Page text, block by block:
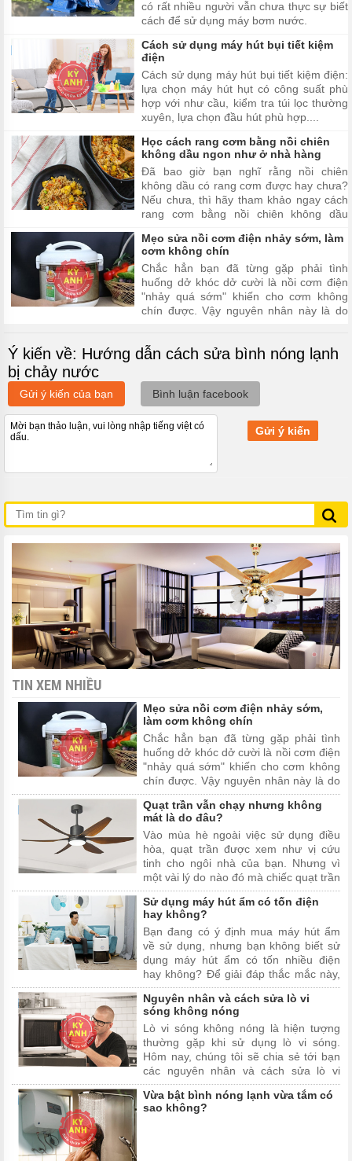
có rất nhiều người vẫn chưa thực sự biết
cách để sử dụng máy bơm nước.
Cách sử dụng máy hút bụi tiết kiệm
điện
Cách sử dụng máy hút bụi tiết kiệm điện:
lựa chọn máy hút hụt có công suất phù
hợp với như cầu, kiểm tra túi lọc thường
xuyên, lựa chọn đầu hút phù hợp....
Học cách rang cơm bằng nồi chiên
không dầu ngon như ở nhà hàng
Đã bao giờ bạn nghĩ rằng nồi chiên
không dầu có rang cơm được hay chưa?
Nếu chưa, thì hãy tham khảo ngay cách
rang cơm bằng nồi chiên không dầu
dưới đây để có thêm kiến thức mới nhé.
Mẹo sửa nồi cơm điện nhảy sớm, làm
cơm không chín
Chắc hẳn bạn đã từng gặp phải tình
huống dở khóc dở cười là nồi cơm điện
"nhảy quá sớm" khiến cho cơm không
chín được. Vậy nguyên nhân này là do
lời.
Ý kiến về: Hướng dẫn cách sửa bình nóng lạnh
bị chảy nước
Gửi ý kiến của bạn Bình luận facebook
Gửi ý kiến
TIN XEM NHIỀU
Mẹo sửa nồi cơm điện nhảy sớm,
làm cơm không chín
Chắc hẳn bạn đã từng gặp phải tình
huống dở khóc dở cười là nồi cơm điện
"nhảy quá sớm" khiến cho cơm không
chín được. Vậy nguyên nhân này là do
đâu? Cách sửa chữa như thế nào?
Hãy theo dõi bài viết dưới đây để tìm
câu trả lời.
Quạt trần vẫn chạy nhưng không
mát là do đâu?
Vào mùa hè ngoài việc sử dụng điều
hòa, quạt trần được xem như vị cứu
tinh cho ngôi nhà của bạn. Nhưng vì
một vài lý do nào đó mà chiếc quạt trần
nhà bạn bật lên lại không mát. Hãy
cùng chúng tôi đi tìm câu trả lời chính
xác nhất trong vài viết này nhé
Sử dụng máy hút ẩm có tốn điện
hay không?
Bạn đang có ý định mua máy hút ẩm
về sử dụng, nhưng bạn không biết sử
dụng máy hút ẩm có tốn nhiều điện
hay không? Để giải đáp thắc mắc này,
mời bạn đọc hãy cùng Kỳ Anh Sửa
Chữa Tại Nhà đi tìm câu trả lời cho câu
hỏi "sử dụng máy hút ẩm có tốn điện
hay không?" trong bài viết dưới đây.
Nguyên nhân và cách sửa lò vi
sóng không nóng
Lò vi sóng không nóng là hiện tượng
thường gặp khi sử dụng lò vi sóng.
Hôm nay, chúng tôi sẽ chia sẻ tới bạn
các nguyên nhân và cách sửa lò vi
sóng không nóng mà bất cứ ai cũng có
thể sửa được tại nhà. Mời bạn theo dõi
bài viết dưới đây.
Vừa bật bình nóng lạnh vừa tắm có
sao không?